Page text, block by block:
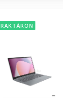
RAKTÁRON